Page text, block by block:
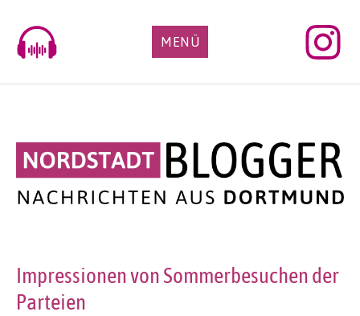
content
MENÜ
Impressionen von Sommerbesuchen der
Parteien